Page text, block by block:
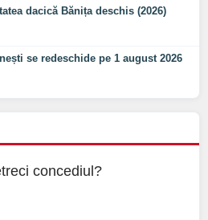
dacică Bănița deschis (2026)
se redeschide pe 1 august 2026
concediul?